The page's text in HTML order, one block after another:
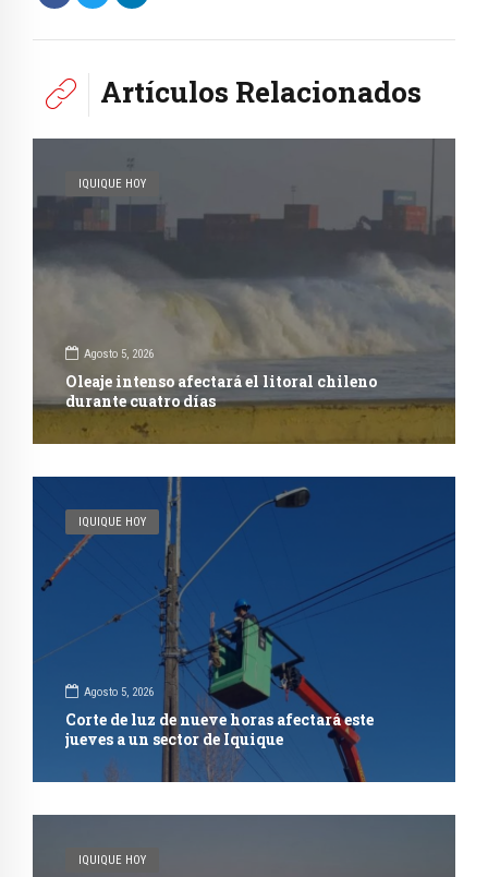
Artículos Relacionados
IQUIQUE HOY
Agosto 5, 2026
Oleaje intenso afectará el litoral chileno
durante cuatro días
IQUIQUE HOY
Agosto 5, 2026
Corte de luz de nueve horas afectará este
jueves a un sector de Iquique
IQUIQUE HOY